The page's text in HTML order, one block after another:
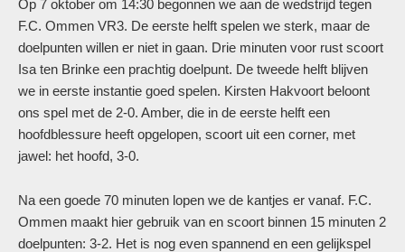
Op 7 oktober om 14:30 begonnen we aan de wedstrijd tegen
F.C. Ommen VR3. De eerste helft spelen we sterk, maar de
doelpunten willen er niet in gaan. Drie minuten voor rust scoort
Isa ten Brinke een prachtig doelpunt. De tweede helft blijven
we in eerste instantie goed spelen. Kirsten Hakvoort beloont
ons spel met de 2-0. Amber, die in de eerste helft een
hoofdblessure heeft opgelopen, scoort uit een corner, met
jawel: het hoofd, 3-0.
Na een goede 70 minuten lopen we de kantjes er vanaf. F.C.
Ommen maakt hier gebruik van en scoort binnen 15 minuten 2
doelpunten: 3-2. Het is nog even spannend en een gelijkspel